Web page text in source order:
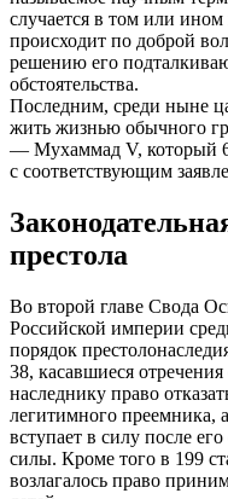
случается в том или ином
происходит по доброй
решению его
обстоятельства.
Последним, среди ныне
жить жизнью обычного
— Мухаммад V, который 6
с соответствующим
престола
Во второй главе Свода
Российской империи
порядок
38, касавшиеся
наследнику право
легитимного преемника,
вступает в силу после
силы. Кроме того в 199
возлагалось право